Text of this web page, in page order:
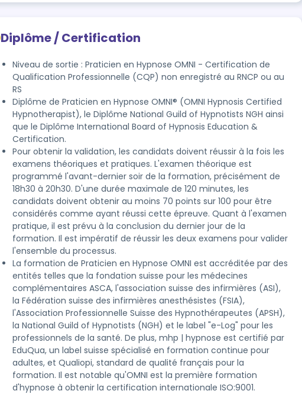
Diplôme / Certification
Niveau de sortie : Praticien en Hypnose OMNI - Certification de
Qualification Professionnelle (CQP) non enregistré au RNCP ou au
RS
Diplôme de Praticien en Hypnose OMNI® (OMNI Hypnosis Certified
Hypnotherapist), le Diplôme National Guild of Hypnotists NGH ainsi
que le Diplôme International Board of Hypnosis Education &
Certification.
Pour obtenir la validation, les candidats doivent réussir à la fois les
examens théoriques et pratiques. L'examen théorique est
programmé l'avant-dernier soir de la formation, précisément de
18h30 à 20h30. D'une durée maximale de 120 minutes, les
candidats doivent obtenir au moins 70 points sur 100 pour être
considérés comme ayant réussi cette épreuve. Quant à l'examen
pratique, il est prévu à la conclusion du dernier jour de la
formation. Il est impératif de réussir les deux examens pour valider
l'ensemble du processus.
La formation de Praticien en Hypnose OMNI est accréditée par des
entités telles que la fondation suisse pour les médecines
complémentaires ASCA, l'association suisse des infirmières (ASI),
la Fédération suisse des infirmières anesthésistes (FSIA),
l'Association Professionnelle Suisse des Hypnothérapeutes (APSH),
la National Guild of Hypnotists (NGH) et le label "e-Log" pour les
professionnels de la santé. De plus, mhp | hypnose est certifié par
EduQua, un label suisse spécialisé en formation continue pour
adultes, et Qualiopi, standard de qualité français pour la
formation. Il est notable qu'OMNI est la première formation
d'hypnose à obtenir la certification internationale ISO:9001.